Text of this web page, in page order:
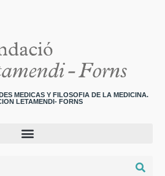
MEDICAS Y FILOSOFIA DE LA MEDICINA.
LETAMENDI- FORNS